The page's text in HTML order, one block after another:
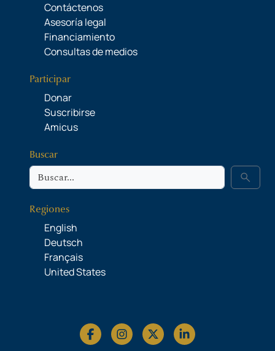
Contáctenos
Asesoría legal
Financiamiento
Consultas de medios
Participar
Donar
Suscribirse
Amicus
Buscar
Buscar search
Regiones
English
Deutsch
Français
United States